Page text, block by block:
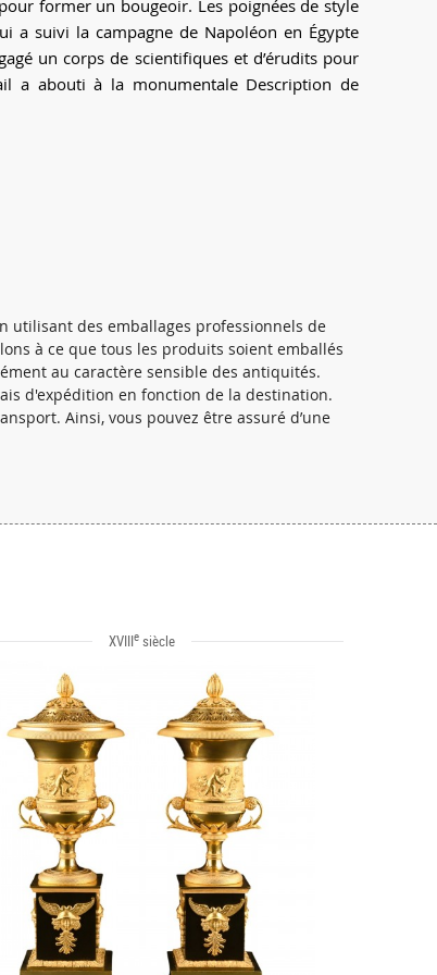
former un bougeoir. Les poignées de style
a suivi la campagne de Napoléon en Égypte
un corps de scientifiques et d’érudits pour
a abouti à la monumentale Description de
utilisant des emballages professionnels de
à ce que tous les produits soient emballés
au caractère sensible des antiquités.
d'expédition en fonction de la destination.
Ainsi, vous pouvez être assuré d’une
XVIIIesiècle